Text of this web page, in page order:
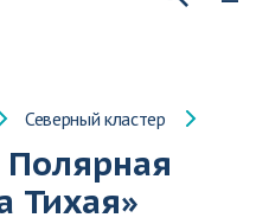
Северный кластер
Полярная
Тихая»